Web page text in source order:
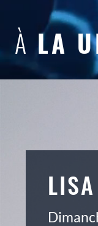
ÀLA